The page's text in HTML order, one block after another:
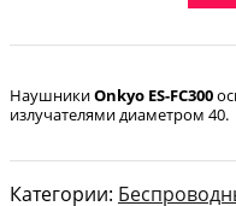
НаушникиOnkyo ES-FC300
излучателями диаметром 40.
Категории: